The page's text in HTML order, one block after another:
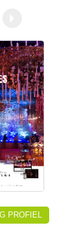
PROFIEL